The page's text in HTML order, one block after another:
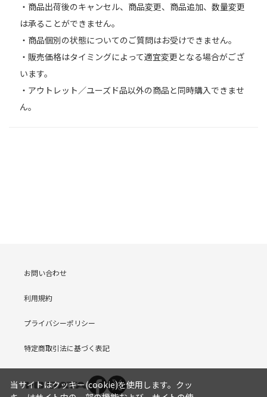
・商品出荷後のキャンセル、商品変更、商品追加、数量変更
は承ることができません。
・商品個別の状態についてのご質問はお受けできません。
・販売価格はタイミングによって適宜変更となる場合がござ
います。
・アウトレット／ユーズド品以外の商品と同時購入できませ
ん。
お問い合わせ
利用規約
プライバシーポリシー
特定商取引法に基づく表記
当サイトはクッキー(cookie)を使用します。クッ